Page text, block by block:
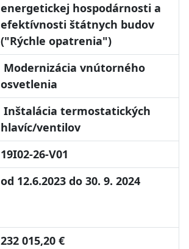
energetickej hospodárnosti a
efektívnosti štátnych budov
("Rýchle opatrenia")
Modernizácia vnútorného
osvetlenia
Inštalácia termostatických
hlavíc/ventilov
19I02-26-V01
od 12.6.2023 do 30. 9. 2024
232 015,20 €